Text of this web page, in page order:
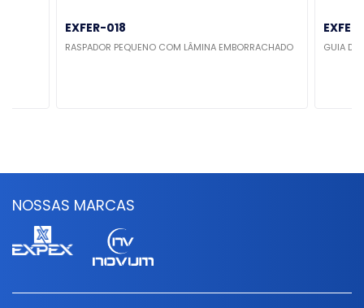
EXFER-018
RASPADOR PEQUENO COM LÂMINA EMBORRACHADO GUIA DE
NOSSAS MARCAS